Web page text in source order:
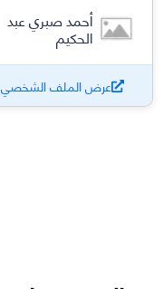
أحمد صبري عبد
الحكيم
عرض الملف الشخصي